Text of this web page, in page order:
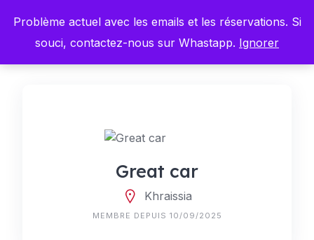
Problème actuel avec les emails et les réservations. Si
souci, contactez-nous sur Whastapp. Ignorer
content
Great car
Khraissia
MEMBRE DEPUIS 10/09/2025